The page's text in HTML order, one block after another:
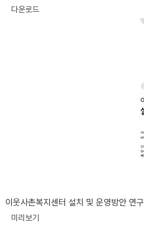
다운로드
이웃사촌복지센터 설치 및 운영방안 연구
미리보기